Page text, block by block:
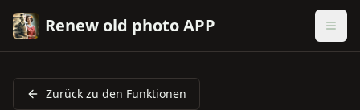
Renew old photo APP
Zurück zu den Funktionen